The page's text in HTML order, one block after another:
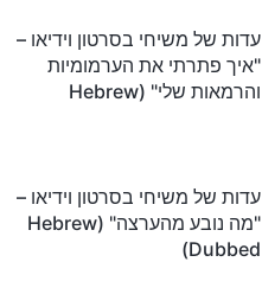
עדות של משיחי בסרטון וידיאו –
"איך פתרתי את הערמומיות
והרמאות שלי" (Hebrew
עדות של משיחי בסרטון וידיאו –
"מה נובע מהערצה" (Hebrew
Dubbed)